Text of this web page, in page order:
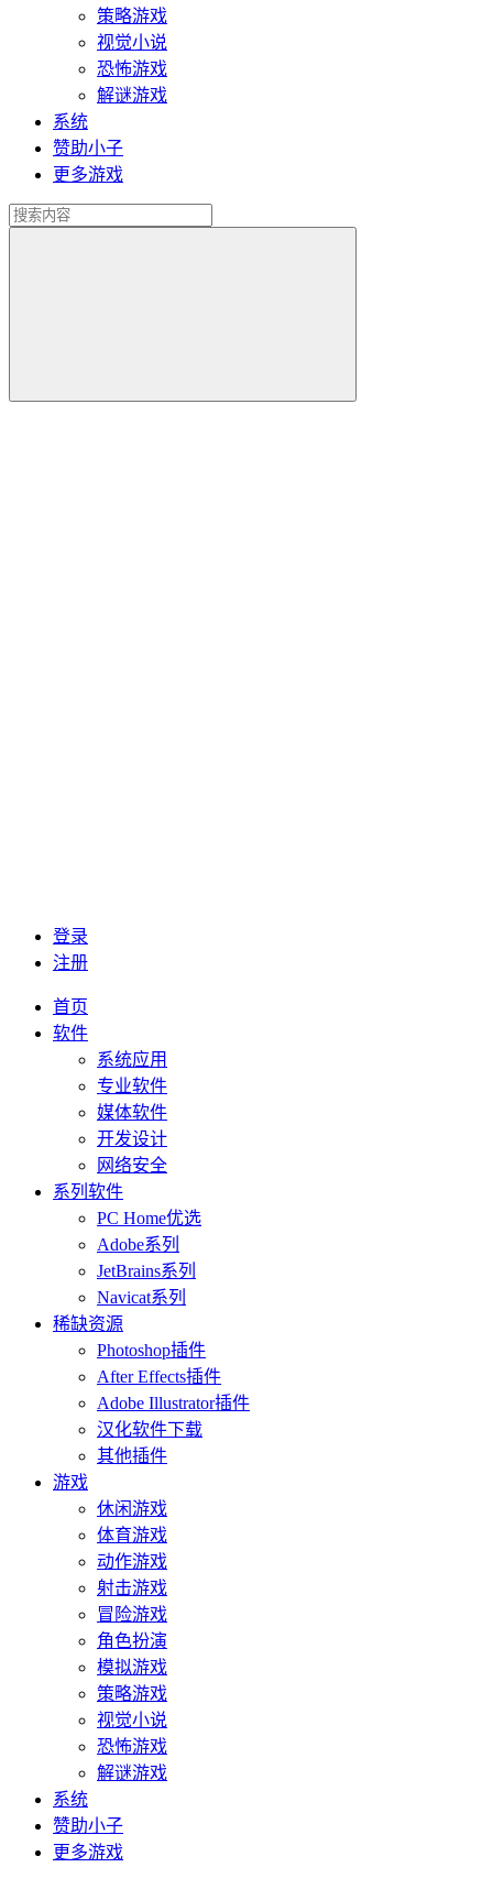
策略游戏
视觉小说
恐怖游戏
解谜游戏
系统
赞助小子
更多游戏
登录
注册
首页
软件
系统应用
专业软件
媒体软件
开发设计
网络安全
系列软件
PC Home优选
Adobe系列
JetBrains系列
Navicat系列
稀缺资源
Photoshop插件
After Effects插件
Adobe Illustrator插件
汉化软件下载
其他插件
游戏
休闲游戏
体育游戏
动作游戏
射击游戏
冒险游戏
角色扮演
模拟游戏
策略游戏
视觉小说
恐怖游戏
解谜游戏
系统
赞助小子
更多游戏